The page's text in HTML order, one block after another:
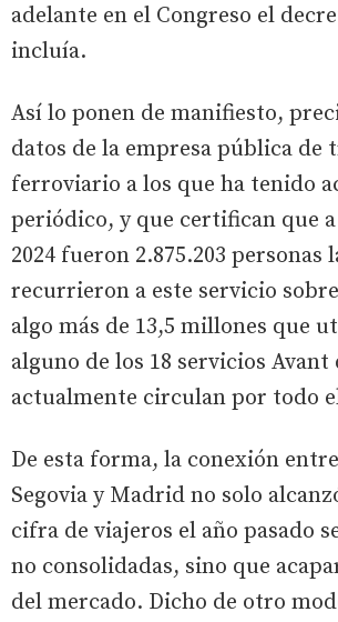
adelante en el Congreso el
incluía.
Así lo ponen de manifiesto,
datos de la empresa pública de
ferroviario a los que ha tenido
periódico, y que certifican que
2024 fueron 2.875.203 personas
recurrieron a este servicio
algo más de 13,5 millones que
alguno de los 18 servicios Avant
actualmente circulan por todo
De esta forma, la conexión
Segovia y Madrid no solo
cifra de viajeros el año pasado
no consolidadas, sino que
del mercado. Dicho de otro